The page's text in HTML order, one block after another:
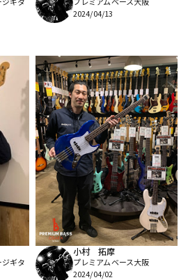
2024/04/13
ギタ
小村 拓摩
プレミアムベース大阪
2024/04/02